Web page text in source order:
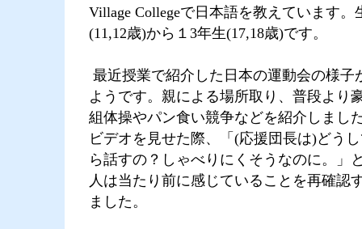
Village Collegeで日本語を教えています。
(11,12歳)から１3年生(17,18歳)です。
最近授業で紹介した日本の運動会の様子
ようです。親による場所取り、普段より
組体操やパン食い競争などを紹介しまし
ビデオを見せた際、「(応援団長は)どう
ら話すの？しゃべりにくそうなのに。」
人は当たり前に感じていることを再確認
ました。